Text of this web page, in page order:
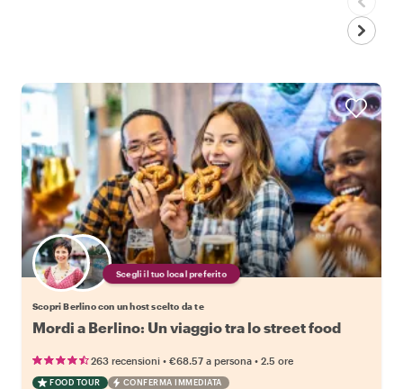
Scegli il tuo local preferito
Scopri Berlino con un host scelto da te
Mordi a Berlino: Un viaggio tra lo street food
263 recensioni • €68.57 a persona • 2.5 ore
FOOD TOUR CONFERMA IMMEDIATA